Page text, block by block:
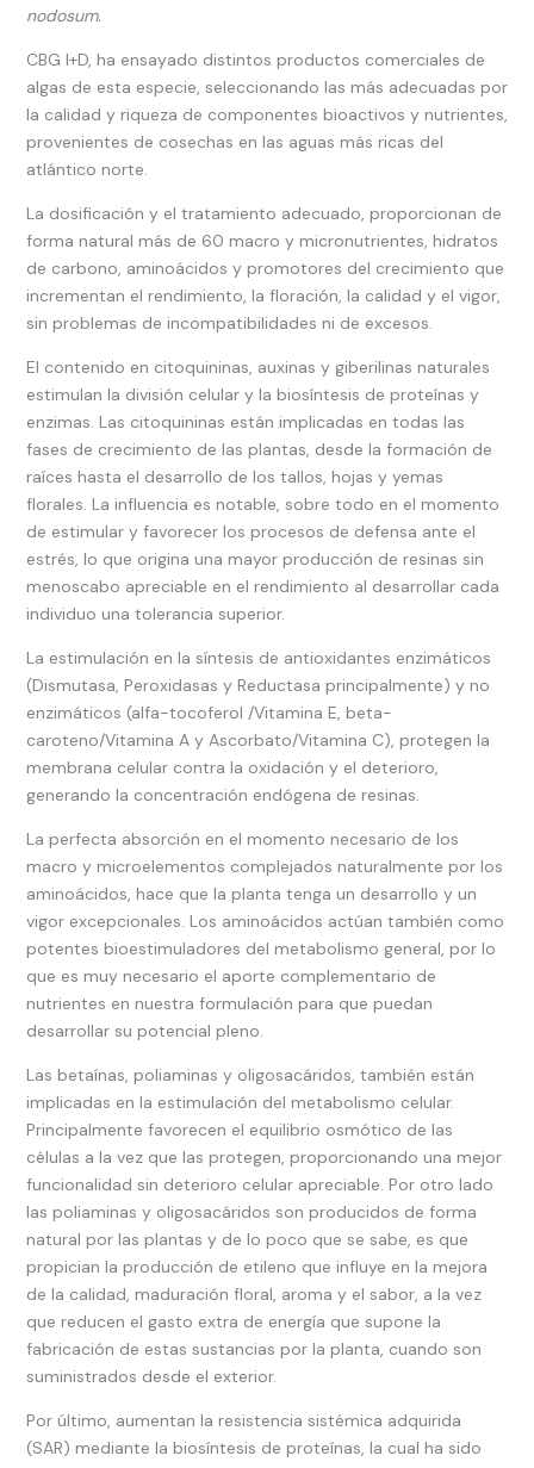
nodosum.
CBG I+D, ha ensayado distintos productos comerciales de
algas de esta especie, seleccionando las más adecuadas por
la calidad y riqueza de componentes bioactivos y nutrientes,
provenientes de cosechas en las aguas más ricas del
atlántico norte.
La dosificación y el tratamiento adecuado, proporcionan de
forma natural más de 60 macro y micronutrientes, hidratos
de carbono, aminoácidos y promotores del crecimiento que
incrementan el rendimiento, la floración, la calidad y el vigor,
sin problemas de incompatibilidades ni de excesos.
El contenido en citoquininas, auxinas y giberilinas naturales
estimulan la división celular y la biosíntesis de proteínas y
enzimas. Las citoquininas están implicadas en todas las
fases de crecimiento de las plantas, desde la formación de
raíces hasta el desarrollo de los tallos, hojas y yemas
florales. La influencia es notable, sobre todo en el momento
de estimular y favorecer los procesos de defensa ante el
estrés, lo que origina una mayor producción de resinas sin
menoscabo apreciable en el rendimiento al desarrollar cada
individuo una tolerancia superior.
La estimulación en la síntesis de antioxidantes enzimáticos
(Dismutasa, Peroxidasas y Reductasa principalmente) y no
enzimáticos (alfa-tocoferol /Vitamina E, beta-
caroteno/Vitamina A y Ascorbato/Vitamina C), protegen la
membrana celular contra la oxidación y el deterioro,
generando la concentración endógena de resinas.
La perfecta absorción en el momento necesario de los
macro y microelementos complejados naturalmente por los
aminoácidos, hace que la planta tenga un desarrollo y un
vigor excepcionales. Los aminoácidos actúan también como
potentes bioestimuladores del metabolismo general, por lo
que es muy necesario el aporte complementario de
nutrientes en nuestra formulación para que puedan
desarrollar su potencial pleno.
Las betaínas, poliaminas y oligosacáridos, también están
implicadas en la estimulación del metabolismo celular.
Principalmente favorecen el equilibrio osmótico de las
células a la vez que las protegen, proporcionando una mejor
funcionalidad sin deterioro celular apreciable. Por otro lado
las poliaminas y oligosacáridos son producidos de forma
natural por las plantas y de lo poco que se sabe, es que
propician la producción de etileno que influye en la mejora
de la calidad, maduración floral, aroma y el sabor, a la vez
que reducen el gasto extra de energía que supone la
fabricación de estas sustancias por la planta, cuando son
suministrados desde el exterior.
Por último, aumentan la resistencia sistémica adquirida
(SAR) mediante la biosíntesis de proteínas, la cual ha sido